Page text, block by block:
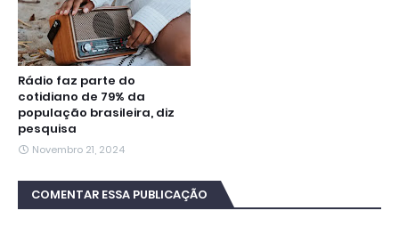
Rádio faz parte do
cotidiano de 79% da
população brasileira, diz
pesquisa
Novembro 21, 2024
COMENTAR ESSA PUBLICAÇÃO